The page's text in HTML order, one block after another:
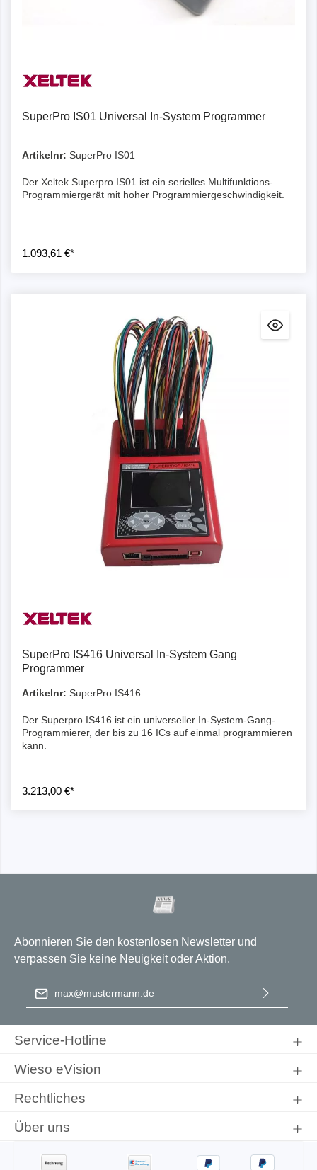
SuperPro IS01 Universal In-System Programmer
Artikelnr: SuperPro IS01
Der Xeltek Superpro IS01 ist ein serielles Multifunktions-
Programmiergerät mit hoher Programmiergeschwindigkeit.
1.093,61 €*
SuperPro IS416 Universal In-System Gang
Programmer
Artikelnr: SuperPro IS416
Der Superpro IS416 ist ein universeller In-System-Gang-
Programmierer, der bis zu 16 ICs auf einmal programmieren
kann.
3.213,00 €*
Abonnieren Sie den kostenlosen Newsletter und
verpassen Sie keine Neuigkeit oder Aktion.
E-Mail-Adresse
einverstanden.
Service-Hotline
Wieso eVision
Rechtliches
Über uns